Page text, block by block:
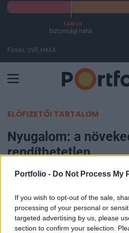
Portfolio - Do Not Process My
If you wish to opt-out of the sale,
processing of your personal or
targeted advertising by us, please
section to confirm your selection.
-144cm
biztonsági határ
Forrás: OVF, HAEA
ELŐFIZETŐI TARTALOM
Nyugalom: a
rendíthetetlen
Portfolio
Az, hogy várakozásoknak
számolt be a General